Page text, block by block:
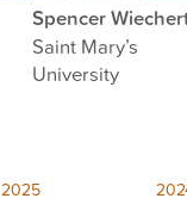
Spencer
Saint Mary’s
University
2025